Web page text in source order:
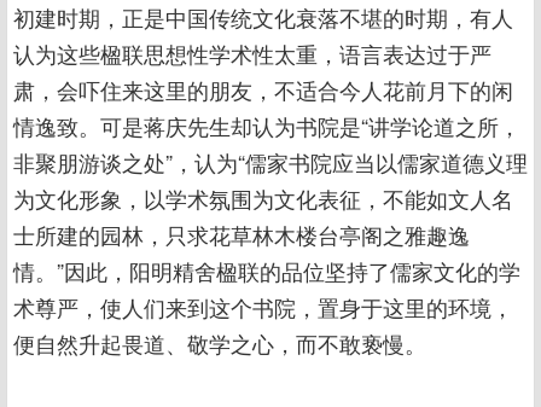
初建时期，正是中国传统文化衰落不堪的时期，有人
认为这些楹联思想性学术性太重，语言表达过于严
肃，会吓住来这里的朋友，不适合今人花前月下的闲
情逸致。可是蒋庆先生却认为书院是“讲学论道之所，
非聚朋游谈之处”，认为“儒家书院应当以儒家道德义理
为文化形象，以学术氛围为文化表征，不能如文人名
士所建的园林，只求花草林木楼台亭阁之雅趣逸
情。”因此，阳明精舍楹联的品位坚持了儒家文化的学
术尊严，使人们来到这个书院，置身于这里的环境，
便自然升起畏道、敬学之心，而不敢亵慢。